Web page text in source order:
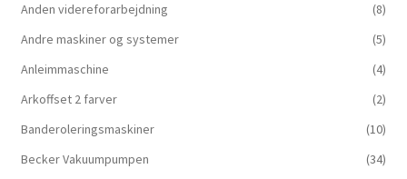
Anden videreforarbejdning
(8)
Andre maskiner og systemer
(5)
Anleimmaschine
(4)
Arkoffset 2 farver
(2)
Banderoleringsmaskiner
(10)
Becker Vakuumpumpen
(34)